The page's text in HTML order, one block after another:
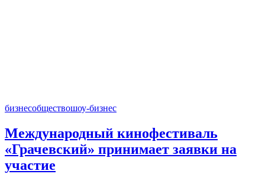
бизнесобществошоу-бизнес
Международный кинофестиваль
«Грачевский» принимает заявки на
участие